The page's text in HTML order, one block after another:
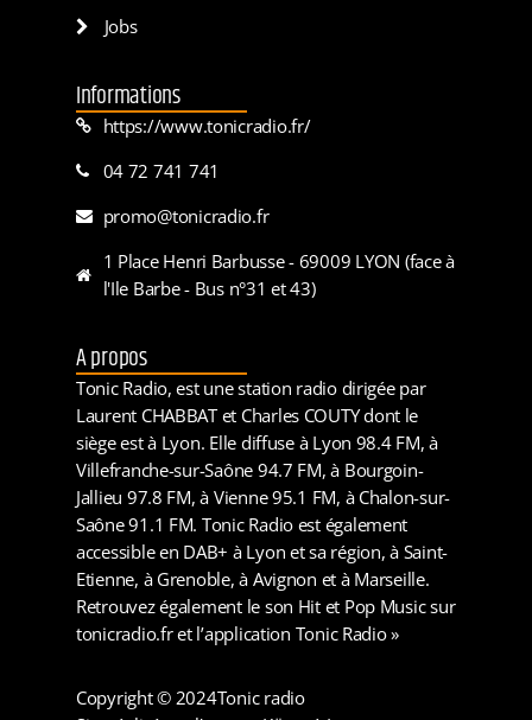
Jobs
Informations
https://www.tonicradio.fr/
04 72 741 741
promo@tonicradio.fr
1 Place Henri Barbusse - 69009 LYON (face à
l'Ile Barbe - Bus n°31 et 43)
A propos
Tonic Radio, est une station radio dirigée par
Laurent CHABBAT et Charles COUTY dont le
siège est à Lyon. Elle diffuse à Lyon 98.4 FM, à
Villefranche-sur-Saône 94.7 FM, à Bourgoin-
Jallieu 97.8 FM, à Vienne 95.1 FM, à Chalon-sur-
Saône 91.1 FM. Tonic Radio est également
accessible en DAB+ à Lyon et sa région, à Saint-
Etienne, à Grenoble, à Avignon et à Marseille.
Retrouvez également le son Hit et Pop Music sur
tonicradio.fr et l’application Tonic Radio »
Copyright © 2024Tonic radio